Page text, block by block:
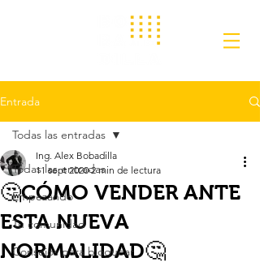
Entrada
Todas las entradas
Empezando
Tu comunidad
Consejos para bloguear
Todas las entradas
🤔CÓMO VENDER ANTE
ESTA NUEVA
NORMALIDAD🤔
Ing. Alex Bobadilla
11 sept 2020 2 min de lectura